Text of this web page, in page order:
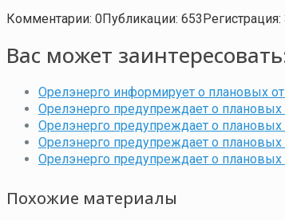
Комментарии: 0Публикации: 653
Вас может
Орелэнерго информирует о плановых
Орелэнерго предупреждает о
Орелэнерго предупреждает о
Орелэнерго предупреждает о
Орелэнерго предупреждает о
Похожие материалы